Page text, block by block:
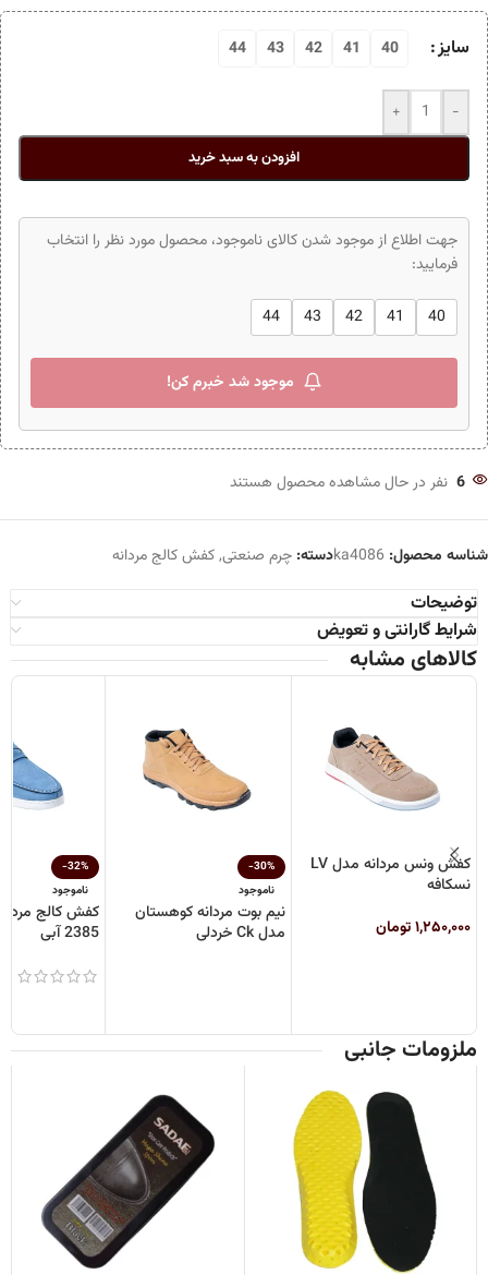
سایز 40
41
42
43
44
-
+
افزودن به سبد خرید
جهت اطلاع از موجود شدن کالای ناموجود، محصول مورد نظر را انتخاب
فرمایید:
40
41
42
43
44
موجود شد خبرم کن!
6 نفر در حال مشاهده محصول هستند
شناسه محصول: ka4086دسته: چرم صنعتی,کفش کالج مردانه
توضیحات
شرایط گارانتی و تعویض
کالاهای مشابه
کفش ونس مردانه مدل LV
نسکافه
۱,۲۵۰,۰۰۰تومان
-30%
ناموجود
نیم بوت مردانه کوهستان
مدل Ck خردلی
-32%
ناموجود
کفش کالج
2385 آبی
ملزومات جانبی